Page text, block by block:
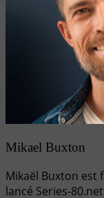
Mikael Buxton
Mikaël Buxton est
lancé Series-